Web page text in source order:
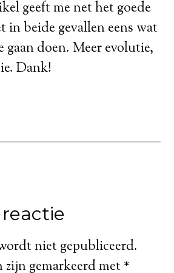
geeft me net het goede
in beide gevallen eens wat
gaan doen. Meer evolutie,
Dank!
niet gepubliceerd.
zijn gemarkeerd met*